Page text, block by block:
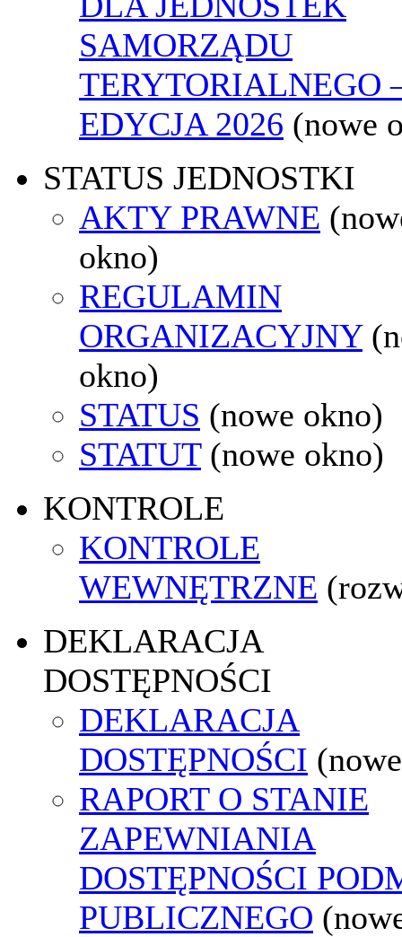
SAMORZĄDU
TERYTORIALNEGO
EDYCJA 2026 (nowe
STATUS JEDNOSTKI
AKTY PRAWNE
okno)
REGULAMIN
ORGANIZACYJNY
okno)
STATUS (nowe okno)
STATUT (nowe okno)
KONTROLE
KONTROLE
WEWNĘTRZNE
DEKLARACJA
DOSTĘPNOŚCI
DEKLARACJA
DOSTĘPNOŚCI
RAPORT O STANIE
ZAPEWNIANIA
DOSTĘPNOŚCI
PUBLICZNEGO